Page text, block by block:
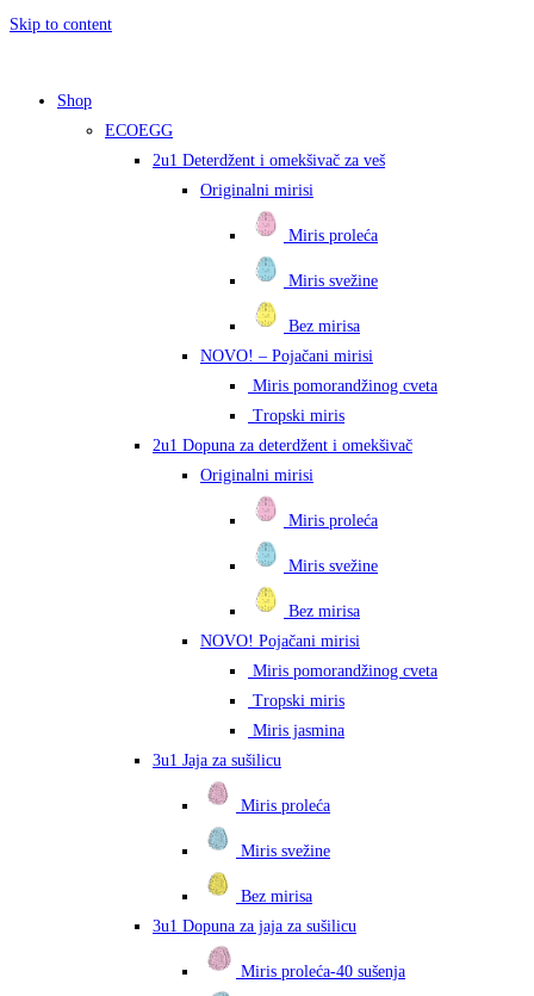
Skip to content
Shop
ECOEGG
2u1 Deterdžent i omekšivač za veš
Originalni mirisi
Miris proleća
Miris svežine
Bez mirisa
NOVO! – Pojačani mirisi
Miris pomorandžinog cveta
Tropski miris
2u1 Dopuna za deterdžent i omekšivač
Originalni mirisi
Miris proleća
Miris svežine
Bez mirisa
NOVO! Pojačani mirisi
Miris pomorandžinog cveta
Tropski miris
Miris jasmina
3u1 Jaja za sušilicu
Miris proleća
Miris svežine
Bez mirisa
3u1 Dopuna za jaja za sušilicu
Miris proleća-40 sušenja